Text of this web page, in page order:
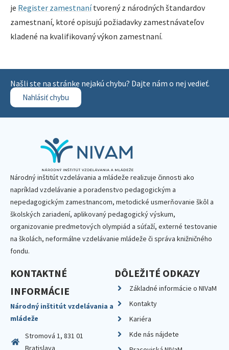
je Register zamestnanítvorený z národných štandardov
zamestnaní, ktoré opisujú požiadavky zamestnávateľov
kladené na kvalifikovaný výkon zamestnaní.
Našli ste na stránke nejakú chybu? Dajte nám o nej vedieť.
Nahlásiť chybu
Národný inštitút vzdelávania a mládeže realizuje činnosti ako
napríklad vzdelávanie a poradenstvo pedagogickým a
nepedagogickým zamestnancom, metodické usmerňovanie škôl a
školských zariadení, aplikovaný pedagogický výskum,
organizovanie predmetových olympiád a súťaží, externé testovanie
na školách, neformálne vzdelávanie mládeže či správa knižničného
fondu.
KONTAKTNÉ
INFORMÁCIE
Národný inštitút vzdelávania a
mládeže
Stromová 1, 831 01
Bratislava
DÔLEŽITÉ ODKAZY
Základné informácie o NIVaM
Kontakty
Kariéra
Kde nás nájdete